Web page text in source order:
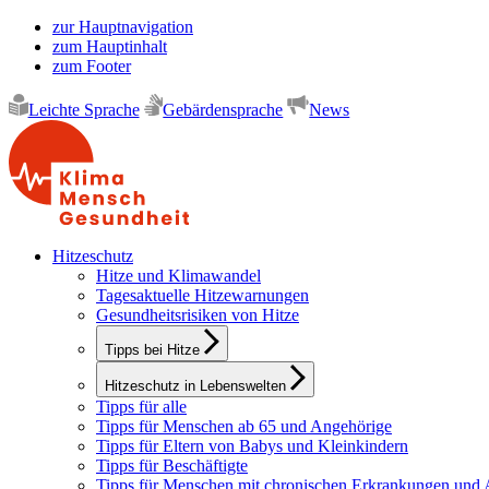
zur Hauptnavigation
zum Hauptinhalt
zum Footer
Leichte Sprache Gebärdensprache News
Hitzeschutz
Hitze und Klimawandel
Tagesaktuelle Hitzewarnungen
Gesundheitsrisiken von Hitze
Tipps bei Hitze
Hitzeschutz in Lebenswelten
Tipps für alle
Tipps für Menschen ab 65 und Angehörige
Tipps für Eltern von Babys und Kleinkindern
Tipps für Beschäftigte